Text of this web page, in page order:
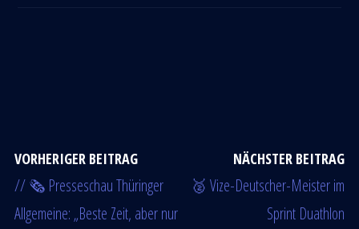
VORHERIGER BEITRAG
// 🗞 Presseschau Thüringer
Allgemeine: „Beste Zeit, aber nur
NÄCHSTER BEITRAG
🥈 Vize-Deutscher-Meister im
Sprint Duathlon